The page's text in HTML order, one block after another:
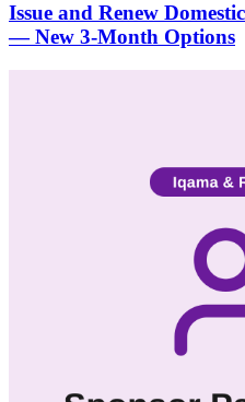
Issue and Renew
— New 3-Month Options